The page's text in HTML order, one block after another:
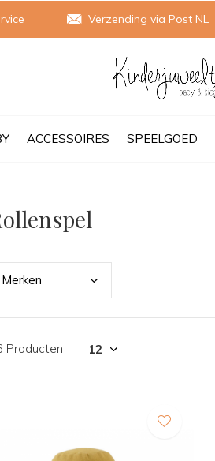
ACCESSOIRES SPEELGOED
Verzending via Post NL
Merken
Producten